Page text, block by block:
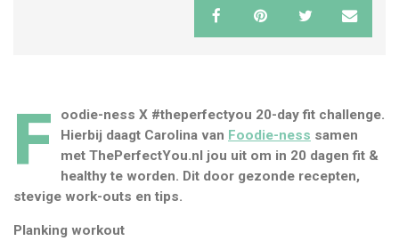
F
oodie-ness X ‪#‎theperfectyou‬ 20-day fit challenge.
Hierbij daagt Carolina van Foodie-ness samen
met ThePerfectYou.nl jou uit om in 20 dagen fit &
healthy te worden. Dit door gezonde recepten,
stevige work-outs en tips.
Planking workout